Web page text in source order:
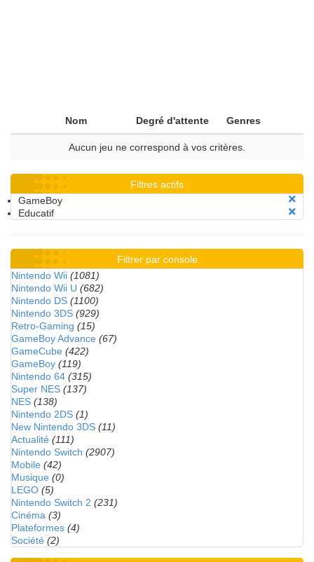
Nom Degré d'attente Genres
Aucun jeu ne correspond à vos critères.
Filtres actifs
GameBoy
Educatif
Filtrer par console
Nintendo Wii (1081)
Nintendo Wii U (682)
Nintendo DS (1100)
Nintendo 3DS (929)
Retro-Gaming (15)
GameBoy Advance (67)
GameCube (422)
GameBoy (119)
Nintendo 64 (315)
Super NES (137)
NES (138)
Nintendo 2DS (1)
New Nintendo 3DS (11)
Actualité (111)
Nintendo Switch (2907)
Mobile (42)
Musique (0)
LEGO (5)
Nintendo Switch 2 (231)
Cinéma (3)
Plateformes (4)
Société (2)